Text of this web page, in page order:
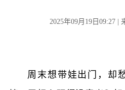
2025年09月19日09:27|
周末想带娃出门，却